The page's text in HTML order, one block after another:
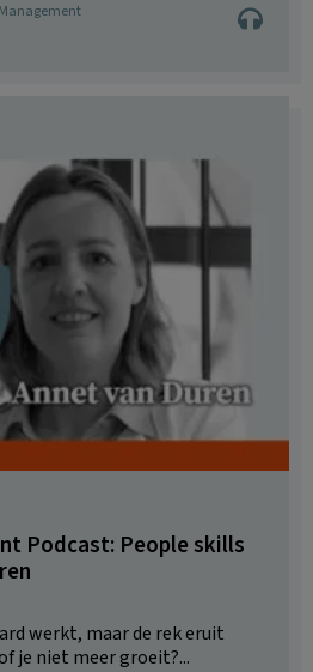
Podcast: People skills
werkt, maar de rek eruit
je niet meer groeit?...